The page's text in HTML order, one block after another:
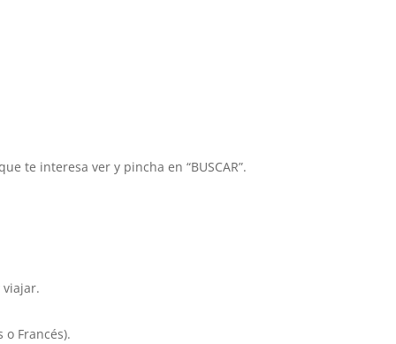
te interesa ver y pincha en “BUSCAR”.
viajar.
Francés).